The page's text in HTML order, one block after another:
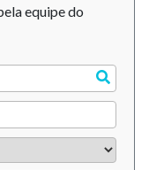
equipe do